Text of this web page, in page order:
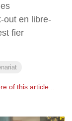
out en libre-
fier
of this article...